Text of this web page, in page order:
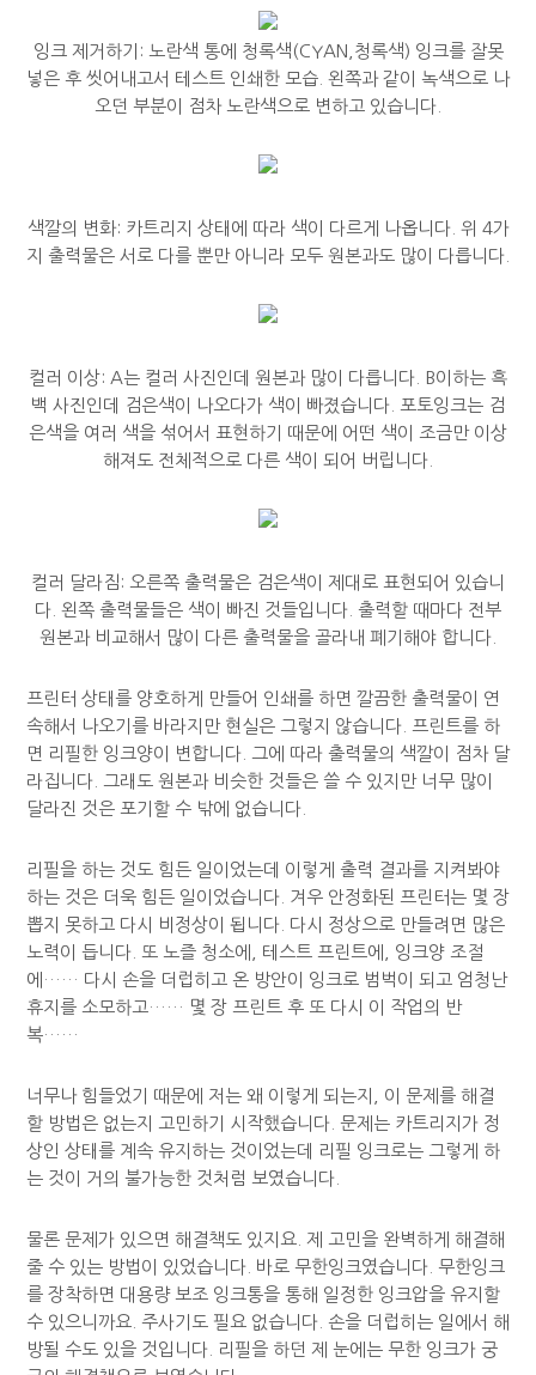
잉크 제거하기: 노란색 통에 청록색(CYAN,청록색) 잉크를 잘못
넣은 후 씻어내고서 테스트 인쇄한 모습. 왼쪽과 같이 녹색으로 나
오던 부분이 점차 노란색으로 변하고 있습니다.
색깔의 변화: 카트리지 상태에 따라 색이 다르게 나옵니다. 위 4가
지 출력물은 서로 다를 뿐만 아니라 모두 원본과도 많이 다릅니다.
컬러 이상: A는 컬러 사진인데 원본과 많이 다릅니다. B이하는 흑
백 사진인데 검은색이 나오다가 색이 빠졌습니다. 포토잉크는 검
은색을 여러 색을 섞어서 표현하기 때문에 어떤 색이 조금만 이상
해져도 전체적으로 다른 색이 되어 버립니다.
컬러 달라짐: 오른쪽 출력물은 검은색이 제대로 표현되어 있습니
다. 왼쪽 출력물들은 색이 빠진 것들입니다. 출력할 때마다 전부
원본과 비교해서 많이 다른 출력물을 골라내 폐기해야 합니다.
프린터 상태를 양호하게 만들어 인쇄를 하면 깔끔한 출력물이 연
속해서 나오기를 바라지만 현실은 그렇지 않습니다. 프린트를 하
면 리필한 잉크양이 변합니다. 그에 따라 출력물의 색깔이 점차 달
라집니다. 그래도 원본과 비슷한 것들은 쓸 수 있지만 너무 많이
달라진 것은 포기할 수 밖에 없습니다.
리필을 하는 것도 힘든 일이었는데 이렇게 출력 결과를 지켜봐야
하는 것은 더욱 힘든 일이었습니다. 겨우 안정화된 프린터는 몇 장
뽑지 못하고 다시 비정상이 됩니다. 다시 정상으로 만들려면 많은
노력이 듭니다. 또 노즐 청소에, 테스트 프린트에, 잉크양 조절
에…… 다시 손을 더럽히고 온 방안이 잉크로 범벅이 되고 엄청난
휴지를 소모하고…… 몇 장 프린트 후 또 다시 이 작업의 반
복……
너무나 힘들었기 때문에 저는 왜 이렇게 되는지, 이 문제를 해결
할 방법은 없는지 고민하기 시작했습니다. 문제는 카트리지가 정
상인 상태를 계속 유지하는 것이었는데 리필 잉크로는 그렇게 하
는 것이 거의 불가능한 것처럼 보였습니다.
물론 문제가 있으면 해결책도 있지요. 제 고민을 완벽하게 해결해
줄 수 있는 방법이 있었습니다. 바로 무한잉크였습니다. 무한잉크
를 장착하면 대용량 보조 잉크통을 통해 일정한 잉크압을 유지할
수 있으니까요. 주사기도 필요 없습니다. 손을 더럽히는 일에서 해
방될 수도 있을 것입니다. 리필을 하던 제 눈에는 무한 잉크가 궁